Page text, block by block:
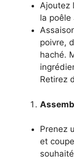
Ajoutez
la poêle
poivre,
haché.
Retirez
Prenez
et